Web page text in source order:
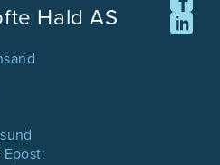
Hald AS
Epost: